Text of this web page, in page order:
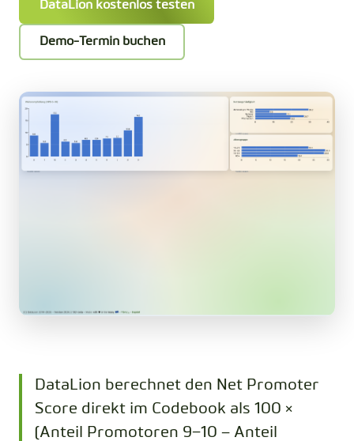
DataLion kostenlos testen
Demo-Termin buchen
DataLion berechnet den Net Promoter
Score direkt im Codebook als 100 ×
(Anteil Promotoren 9–10 − Anteil